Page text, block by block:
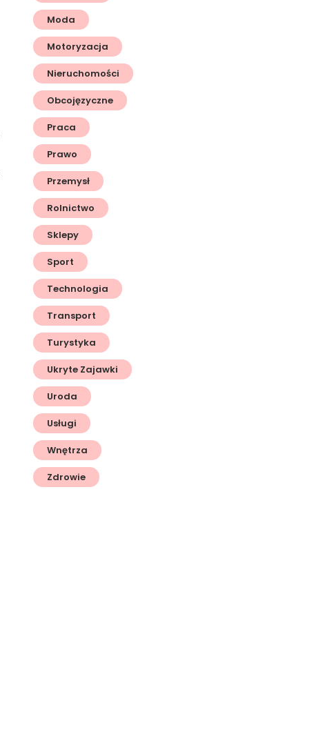
Moda
Motoryzacja
Nieruchomości
Obcojęzyczne
Praca
Prawo
Przemysł
Rolnictwo
Sklepy
Sport
Technologia
Transport
Turystyka
Ukryte Zajawki
Uroda
Usługi
Wnętrza
Zdrowie